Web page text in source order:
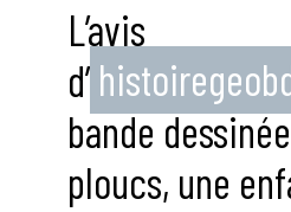
L’avis
d’
bande
ploucs, une